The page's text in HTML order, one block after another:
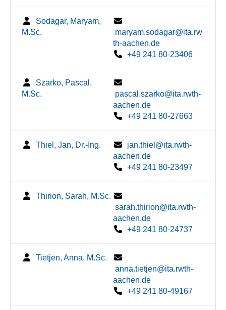
Sodagar, Maryam,
M.Sc.
maryam.sodagar@ita.rw
th-aachen.de
+49 241 80-23406
Szarko, Pascal,
M.Sc.
pascal.szarko@ita.rwth-
aachen.de
+49 241 80-27663
Thiel, Jan, Dr.-Ing.
jan.thiel@ita.rwth-
aachen.de
+49 241 80-23497
Thirion, Sarah, M.Sc.
sarah.thirion@ita.rwth-
aachen.de
+49 241 80-24737
Tietjen, Anna, M.Sc.
anna.tietjen@ita.rwth-
aachen.de
+49 241 80-49167